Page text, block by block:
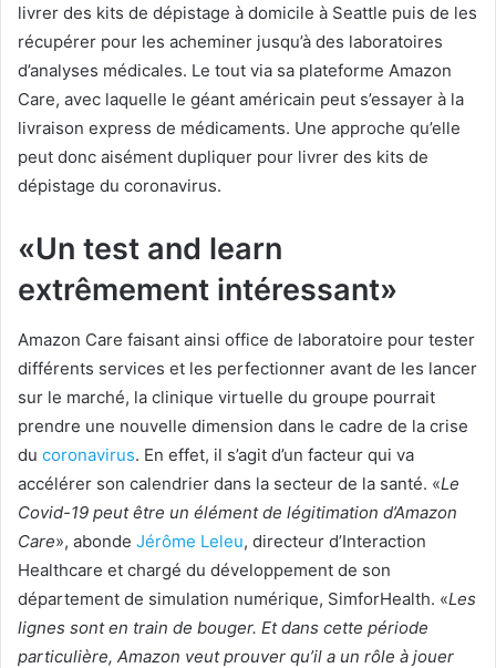
livrer des kits de dépistage à domicile à Seattle puis de les
récupérer pour les acheminer jusqu’à des laboratoires
d’analyses médicales. Le tout via sa plateforme Amazon
Care, avec laquelle le géant américain peut s’essayer à la
livraison express de médicaments. Une approche qu’elle
peut donc aisément dupliquer pour livrer des kits de
dépistage du coronavirus.
«Un test and learn
extrêmement intéressant»
Amazon Care faisant ainsi office de laboratoire pour tester
différents services et les perfectionner avant de les lancer
sur le marché, la clinique virtuelle du groupe pourrait
prendre une nouvelle dimension dans le cadre de la crise
du coronavirus. En effet, il s’agit d’un facteur qui va
accélérer son calendrier dans la secteur de la santé. «Le
Covid-19 peut être un élément de légitimation d’Amazon
Care», abonde Jérôme Leleu, directeur d’Interaction
Healthcare et chargé du développement de son
département de simulation numérique, SimforHealth. «Les
lignes sont en train de bouger. Et dans cette période
particulière, Amazon veut prouver qu’il a un rôle à jouer